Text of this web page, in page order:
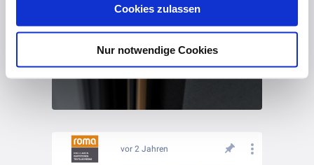
und unserImpressum.
Cookies zulassen
Nur notwendige Cookies
vor 2 Jahren